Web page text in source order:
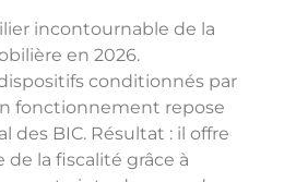
incontournable de la
en 2026.
conditionnés par
fonctionnement repose
des BIC. Résultat : il offre
la fiscalité grâce à